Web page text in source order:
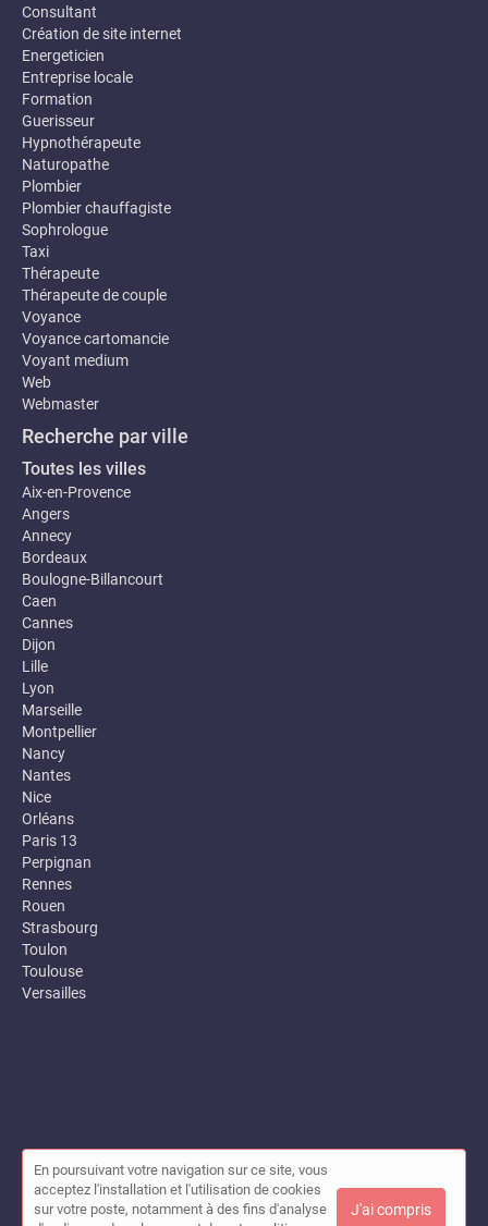
Consultant
Création de site internet
Energeticien
Entreprise locale
Formation
Guerisseur
Hypnothérapeute
Naturopathe
Plombier
Plombier chauffagiste
Sophrologue
Taxi
Thérapeute
Thérapeute de couple
Voyance
Voyance cartomancie
Voyant medium
Web
Webmaster
Recherche par ville
Toutes les villes
Aix-en-Provence
Angers
Annecy
Bordeaux
Boulogne-Billancourt
Caen
Cannes
Dijon
Lille
Lyon
Marseille
Montpellier
Nancy
Nantes
Nice
Orléans
Paris 13
Perpignan
Rennes
Rouen
Strasbourg
Toulon
Toulouse
Versailles
© Annuaire des entreprises locales (Garance) 2026 |
Mon compte|Contact
En poursuivant votre navigation sur ce site, vous
acceptez l'installation et l'utilisation de cookies
sur votre poste, notamment à des fins d'analyse
J'ai compris